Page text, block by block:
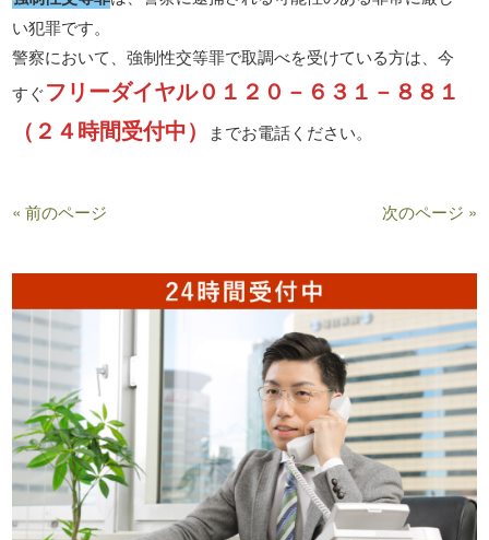
い犯罪です。
警察において、強制性交等罪で取調べを受けている方は、今
すぐフリーダイヤル０１２０－６３１－８８１
（２４時間受付中）
までお電話ください。
« 前のページ 次のページ »